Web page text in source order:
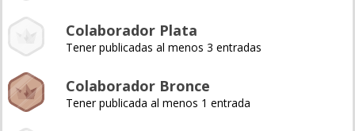
Colaborador Plata
Tener publicadas al menos 3 entradas
Colaborador Bronce
Tener publicada al menos 1 entrada